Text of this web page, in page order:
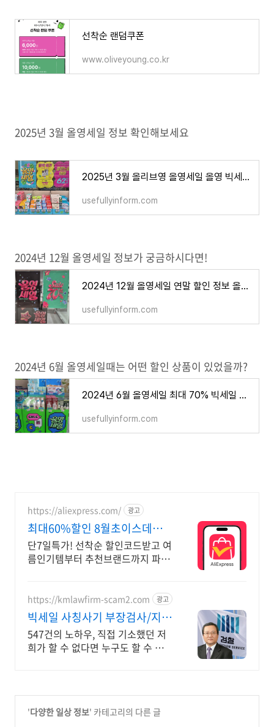
선착순 랜덤쿠폰
www.oliveyoung.co.kr
2025년 3월 올영세일 정보 확인해보세요
2025년 3월 올리브영 올영세일 올영 빅세일 기간 및 할인 정보 총정리
usefullyinform.com
2024년 12월 올영세일 정보가 궁금하시다면!
2024년 12월 올영세일 연말 할인 정보 올리브영 세일 기간
usefullyinform.com
2024년 6월 올영세일때는 어떤 할인 상품이 있었을까?
2024년 6월 올영세일 최대 70% 빅세일 올리브영 할인 정보 총정리
usefullyinform.com
https://aliexpress.com/ 광고
최대60%할인 8월초이스데이 8
월 알리 할인혜택 파도타기
단7일특가! 선착순 할인코드받고 여
름인기템부터 추천브랜드까지 파도
https://kmlawfirm-scam2.com 광고
빅세일 사칭사기 부장검사/지청
장 역임
547건의 노하우, 직접 기소했던 저
희가 할 수 없다면 누구도 할 수 없습
'다양한 일상 정보' 카테고리의 다른 글